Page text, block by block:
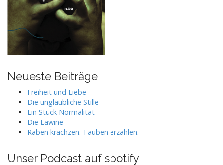
Neueste Beiträge
Freiheit und Liebe
Die unglaubliche Stille
Ein Stück Normalität
Die Lawine
Raben krächzen. Tauben erzählen.
Unser Podcast auf spotify